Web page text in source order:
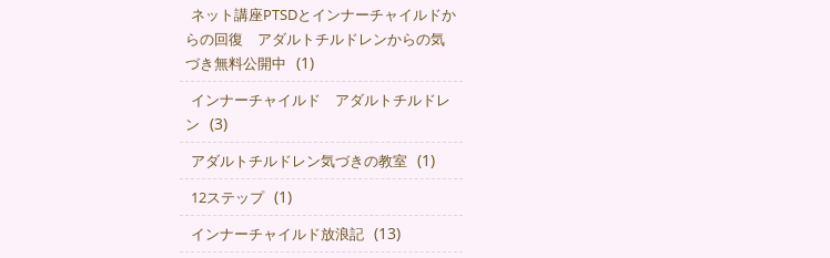
ネット講座PTSDとインナーチャイルドか
らの回復 アダルトチルドレンからの気
づき無料公開中 (1)
インナーチャイルド アダルトチルドレ
ン (3)
アダルトチルドレン気づきの教室 (1)
12ステップ (1)
インナーチャイルド放浪記 (13)